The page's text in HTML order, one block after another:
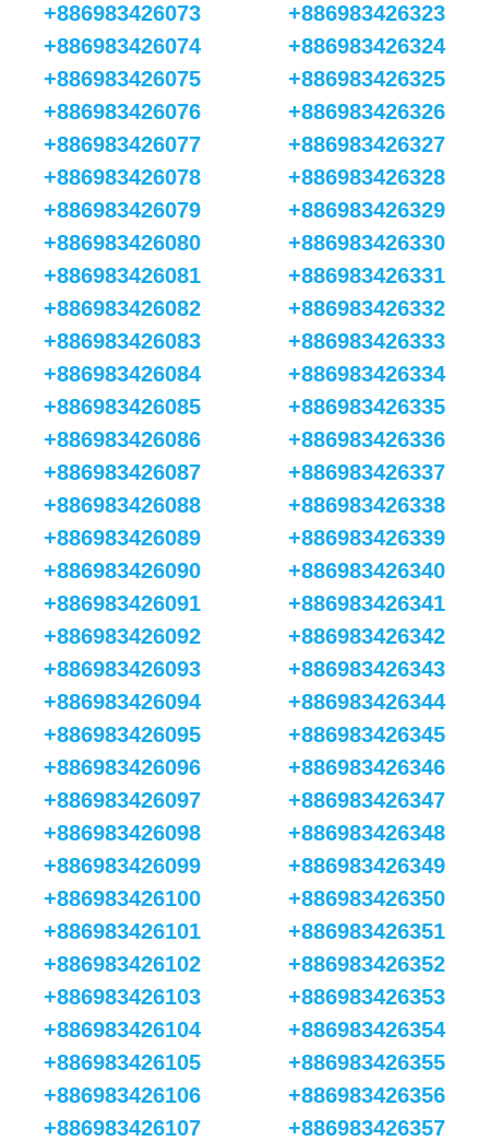
+886983426073
+886983426074
+886983426075
+886983426076
+886983426077
+886983426078
+886983426079
+886983426080
+886983426081
+886983426082
+886983426083
+886983426084
+886983426085
+886983426086
+886983426087
+886983426088
+886983426089
+886983426090
+886983426091
+886983426092
+886983426093
+886983426094
+886983426095
+886983426096
+886983426097
+886983426098
+886983426099
+886983426100
+886983426101
+886983426102
+886983426103
+886983426104
+886983426105
+886983426106
+886983426107
+886983426323
+886983426324
+886983426325
+886983426326
+886983426327
+886983426328
+886983426329
+886983426330
+886983426331
+886983426332
+886983426333
+886983426334
+886983426335
+886983426336
+886983426337
+886983426338
+886983426339
+886983426340
+886983426341
+886983426342
+886983426343
+886983426344
+886983426345
+886983426346
+886983426347
+886983426348
+886983426349
+886983426350
+886983426351
+886983426352
+886983426353
+886983426354
+886983426355
+886983426356
+886983426357